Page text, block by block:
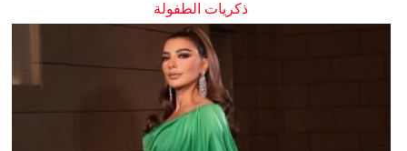
ذكريات الطفولة